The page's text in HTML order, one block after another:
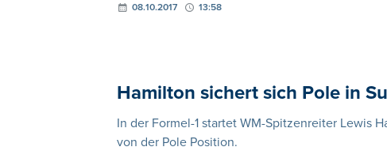
08.10.2017 13:58
Hamilton sichert sich Pole in
In der Formel-1 startet WM-Spitzenreiter Lewis
von der Pole Position.